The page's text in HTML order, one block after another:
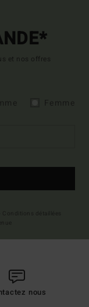
et nos offres
nous